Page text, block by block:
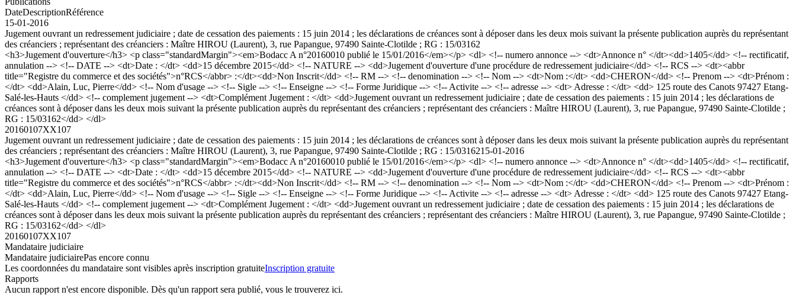
DateDescriptionRéférence
15-01-2016
Jugement ouvrant un redressement judiciaire ; date de cessation des paiements : 15 juin 2014 ; les déclarations de créances sont à déposer dans les deux mois suivant la présente publication auprès du représentant
des créanciers ; représentant des créanciers : Maître HIROU (Laurent), 3, rue Papangue, 97490 Sainte-Clotilde ; RG : 15/03162
<h3>Jugement d'ouverture</h3> <p class="standardMargin"><em>Bodacc A n°20160010 publié le 15/01/2016</em></p> <dl> <!-- numero annonce --> <dt>Annonce n° </dt><dd>1405</dd> <!-- rectificatif,
annulation --> <!-- DATE --> <dt>Date : </dt> <dd>15 décembre 2015</dd> <!-- NATURE --> <dd>Jugement d'ouverture d'une procédure de redressement judiciaire</dd> <!-- RCS --> <dt><abbr
title="Registre du commerce et des sociétés">n°RCS</abbr> :</dt><dd>Non Inscrit</dd> <!-- RM --> <!-- denomination --> <!-- Nom --> <dt>Nom :</dt> <dd>CHERON</dd> <!-- Prenom --> <dt>Prénom :
</dt> <dd>Alain, Luc, Pierre</dd> <!-- Nom d'usage --> <!-- Sigle --> <!-- Enseigne --> <!-- Forme Juridique --> <!-- Activite --> <!-- adresse --> <dt> Adresse : </dt> <dd> 125 route des Canots 97427 Etang-
Salé-les-Hauts </dd> <!-- complement jugement --> <dt>Complément Jugement : </dt> <dd>Jugement ouvrant un redressement judiciaire ; date de cessation des paiements : 15 juin 2014 ; les déclarations de
créances sont à déposer dans les deux mois suivant la présente publication auprès du représentant des créanciers ; représentant des créanciers : Maître HIROU (Laurent), 3, rue Papangue, 97490 Sainte-Clotilde ;
RG : 15/03162</dd> </dl>
20160107XX107
Jugement ouvrant un redressement judiciaire ; date de cessation des paiements : 15 juin 2014 ; les déclarations de créances sont à déposer dans les deux mois suivant la présente publication auprès du représentant
des créanciers ; représentant des créanciers : Maître HIROU (Laurent), 3, rue Papangue, 97490 Sainte-Clotilde ; RG : 15/0316215-01-2016
<h3>Jugement d'ouverture</h3> <p class="standardMargin"><em>Bodacc A n°20160010 publié le 15/01/2016</em></p> <dl> <!-- numero annonce --> <dt>Annonce n° </dt><dd>1405</dd> <!-- rectificatif,
annulation --> <!-- DATE --> <dt>Date : </dt> <dd>15 décembre 2015</dd> <!-- NATURE --> <dd>Jugement d'ouverture d'une procédure de redressement judiciaire</dd> <!-- RCS --> <dt><abbr
title="Registre du commerce et des sociétés">n°RCS</abbr> :</dt><dd>Non Inscrit</dd> <!-- RM --> <!-- denomination --> <!-- Nom --> <dt>Nom :</dt> <dd>CHERON</dd> <!-- Prenom --> <dt>Prénom :
</dt> <dd>Alain, Luc, Pierre</dd> <!-- Nom d'usage --> <!-- Sigle --> <!-- Enseigne --> <!-- Forme Juridique --> <!-- Activite --> <!-- adresse --> <dt> Adresse : </dt> <dd> 125 route des Canots 97427 Etang-
Salé-les-Hauts </dd> <!-- complement jugement --> <dt>Complément Jugement : </dt> <dd>Jugement ouvrant un redressement judiciaire ; date de cessation des paiements : 15 juin 2014 ; les déclarations de
créances sont à déposer dans les deux mois suivant la présente publication auprès du représentant des créanciers ; représentant des créanciers : Maître HIROU (Laurent), 3, rue Papangue, 97490 Sainte-Clotilde ;
RG : 15/03162</dd> </dl>
20160107XX107
Mandataire judiciaire
Mandataire judiciairePas encore connu
Les coordonnées du mandataire sont visibles après inscription gratuiteInscription gratuite
Rapports
Aucun rapport n'est encore disponible. Dès qu'un rapport sera publié, vous le trouverez ici.